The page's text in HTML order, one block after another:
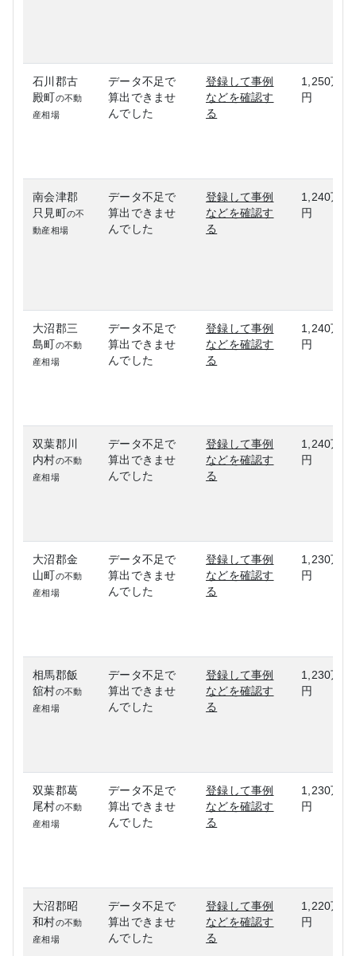
石川郡古
殿町の不動
産相場
データ不足で
算出できませ
んでした
登録して事例
などを確認す
る
1,250万
円
南会津郡
只見町の不
動産相場
データ不足で
算出できませ
んでした
登録して事例
などを確認す
る
1,240万
円
大沼郡三
島町の不動
産相場
データ不足で
算出できませ
んでした
登録して事例
などを確認す
る
1,240万
円
双葉郡川
内村の不動
産相場
データ不足で
算出できませ
んでした
登録して事例
などを確認す
る
1,240万
円
大沼郡金
山町の不動
産相場
データ不足で
算出できませ
んでした
登録して事例
などを確認す
る
1,230万
円
相馬郡飯
舘村の不動
産相場
データ不足で
算出できませ
んでした
登録して事例
などを確認す
る
1,230万
円
双葉郡葛
尾村の不動
産相場
データ不足で
算出できませ
んでした
登録して事例
などを確認す
る
1,230万
円
大沼郡昭
和村の不動
産相場
データ不足で
算出できませ
んでした
登録して事例
などを確認す
る
1,220万
円